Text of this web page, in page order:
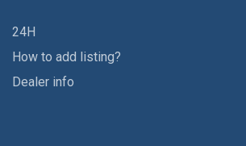
24H
How to add listing?
Dealer info